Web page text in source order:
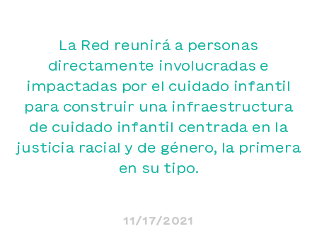
La Red reunirá a personas
directamente involucradas e
impactadas por el cuidado infantil
para construir una infraestructura
de cuidado infantil centrada en la
justicia racial y de género, la primera
en su tipo.
11/17/2021